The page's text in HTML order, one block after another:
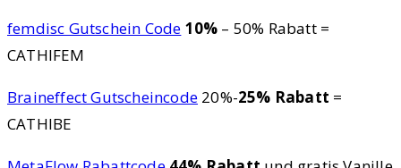
femdisc Gutschein Code 10% – 50% Rabatt =
CATHIFEM
Braineffect Gutscheincode 20%-25% Rabatt =
CATHIBE